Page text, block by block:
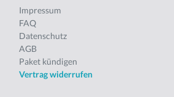
Impressum
FAQ
Datenschutz
AGB
Paket kündigen
Vertrag widerrufen